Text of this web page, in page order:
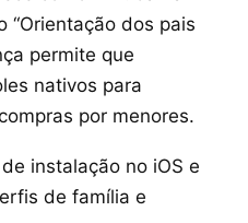
“Orientação dos pais
permite que
nativos para
por menores.
instalação no iOS e
de família e